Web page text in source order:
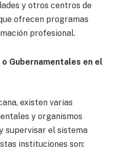
y otros centros de
ofrecen programas
profesional.
Gubernamentales en el
existen varias
y organismos
supervisar el sistema
instituciones son: